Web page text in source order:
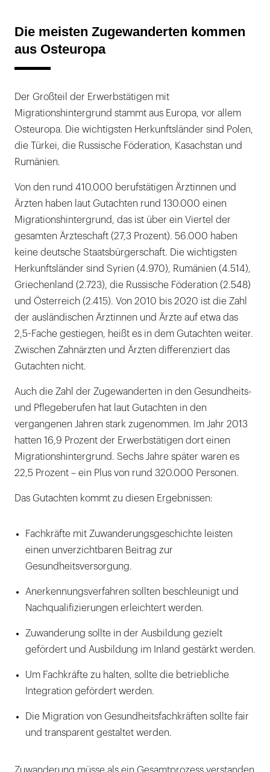
Die meisten Zugewanderten kommen
aus Osteuropa
Der Großteil der Erwerbstätigen mit
Migrationshintergrund stammt aus Europa, vor allem
Osteuropa. Die wichtigsten Herkunftsländer sind Polen,
die Türkei, die Russische Föderation, Kasachstan und
Rumänien.
Von den rund 410.000 berufstätigen Ärztinnen und
Ärzten haben laut Gutachten rund 130.000 einen
Migrationshintergrund, das ist über ein Viertel der
gesamten Ärzteschaft (27,3 Prozent). 56.000 haben
keine deutsche Staatsbürgerschaft. Die wichtigsten
Herkunftsländer sind Syrien (4.970), Rumänien (4.514),
Griechenland (2.723), die Russische Föderation (2.548)
und Österreich (2.415). Von 2010 bis 2020 ist die Zahl
der ausländischen Ärztinnen und Ärzte auf etwa das
2,5-Fache gestiegen, heißt es in dem Gutachten weiter.
Zwischen Zahnärzten und Ärzten differenziert das
Gutachten nicht.
Auch die Zahl der Zugewanderten in den Gesundheits-
und Pflegeberufen hat laut Gutachten in den
vergangenen Jahren stark zugenommen. Im Jahr 2013
hatten 16,9 Prozent der Erwerbstätigen dort einen
Migrationshintergrund. Sechs Jahre später waren es
22,5 Prozent – ein Plus von rund 320.000 Personen.
Das Gutachten kommt zu diesen Ergebnissen:
Fachkräfte mit Zuwanderungsgeschichte leisten
einen unverzichtbaren Beitrag zur
Gesundheitsversorgung.
Anerkennungsverfahren sollten beschleunigt und
Nachqualifizierungen erleichtert werden.
Zuwanderung sollte in der Ausbildung gezielt
gefördert und Ausbildung im Inland gestärkt werden.
Um Fachkräfte zu halten, sollte die betriebliche
Integration gefördert werden.
Die Migration von Gesundheitsfachkräften sollte fair
und transparent gestaltet werden.